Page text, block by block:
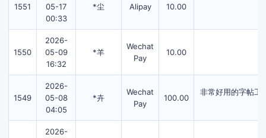
1551
05-17
00:33
*尘 Alipay 10.00
1550
2026-
05-09
16:32
*羊
Wechat
Pay
10.00
1549
2026-
05-08
04:05
*卉
Wechat
Pay
100.00
非常好用的字帖工
2026-